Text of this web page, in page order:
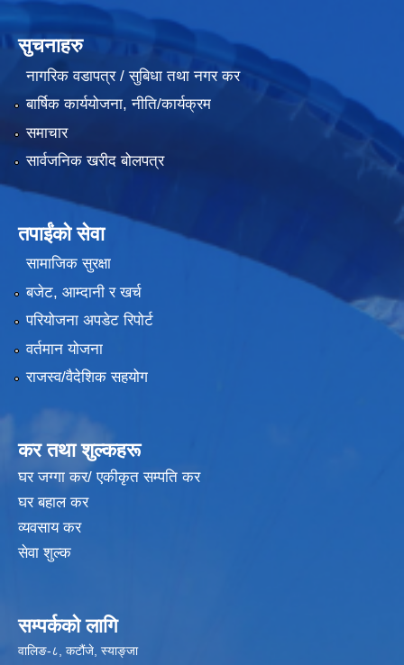
सुचनाहरु
नागरिक वडापत्र / सुबिधा तथा नगर कर
बार्षिक कार्ययोजना, नीति/कार्यक्रम
समाचार
सार्वजनिक खरीद बोलपत्र
तपाईंको सेवा
सामाजिक सुरक्षा
बजेट, आम्दानी र खर्च
परियोजना अपडेट रिपोर्ट
वर्तमान योजना
राजस्व/वैदेशिक सहयोग
कर तथा शुल्कहरू
घर जग्गा कर/ एकीकृत सम्पति कर
घर बहाल कर
व्यवसाय कर
सेवा शुल्क
सम्पर्कको लागि
वालिङ-८, कटौंजे, स्याङ्जा